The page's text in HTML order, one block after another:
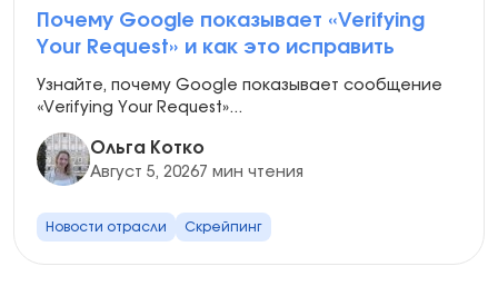
Почему Google показывает «Verifying
Your Request» и как это исправить
Узнайте, почему Google показывает сообщение
«Verifying Your Request»...
Ольга Котко
Август 5, 20267 мин чтения
Новости отрасли Скрейпинг